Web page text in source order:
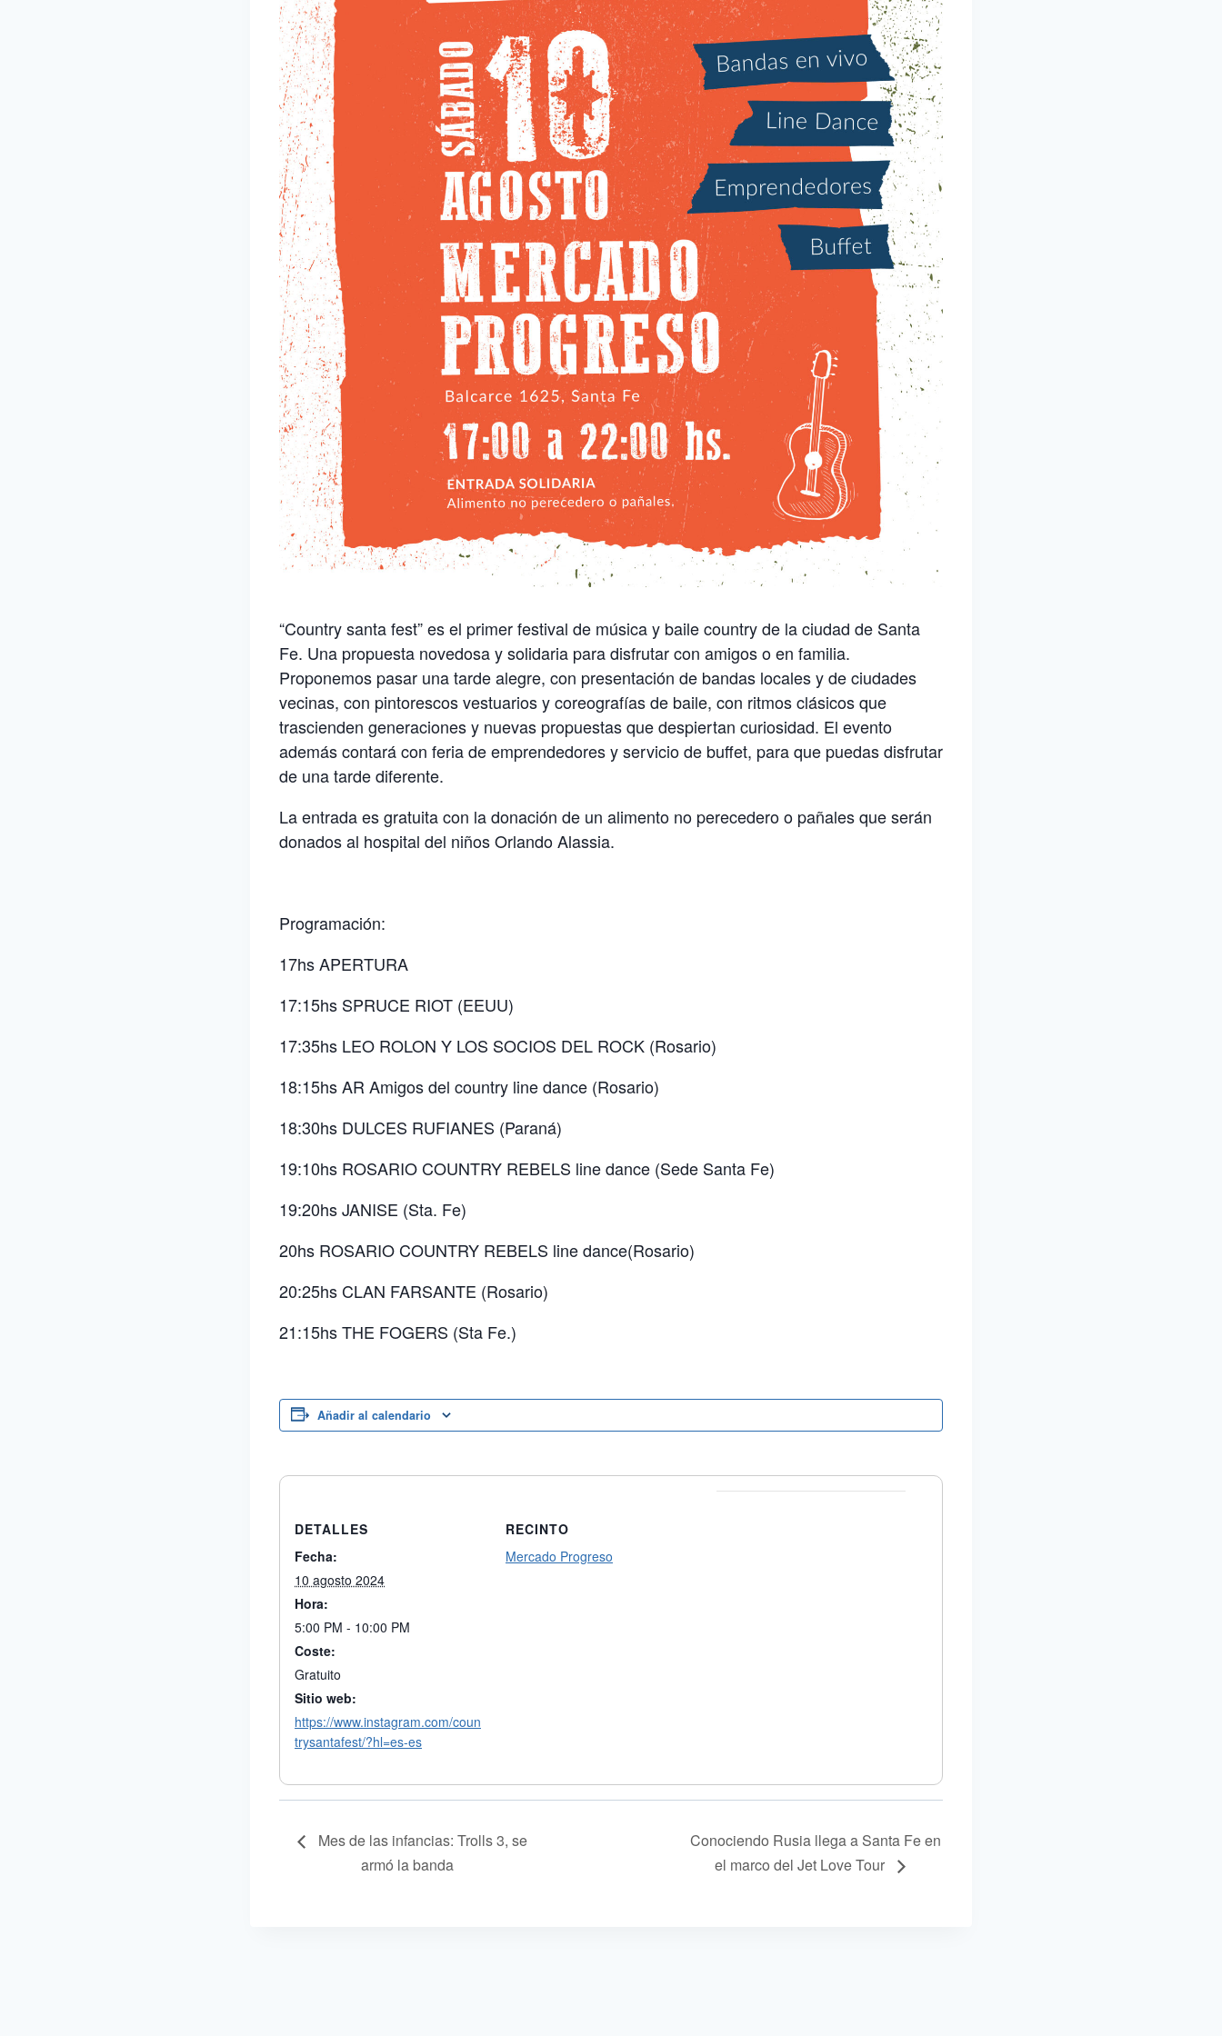
“Country santa fest” es el primer festival de música y baile country de la ciudad de Santa
Fe. Una propuesta novedosa y solidaria para disfrutar con amigos o en familia.
Proponemos pasar una tarde alegre, con presentación de bandas locales y de ciudades
vecinas, con pintorescos vestuarios y coreografías de baile, con ritmos clásicos que
trascienden generaciones y nuevas propuestas que despiertan curiosidad. El evento
además contará con feria de emprendedores y servicio de buffet, para que puedas disfrutar
de una tarde diferente.
La entrada es gratuita con la donación de un alimento no perecedero o pañales que serán
donados al hospital del niños Orlando Alassia.
Programación:
17hs APERTURA
17:15hs SPRUCE RIOT (EEUU)
17:35hs LEO ROLON Y LOS SOCIOS DEL ROCK (Rosario)
18:15hs AR Amigos del country line dance (Rosario)
18:30hs DULCES RUFIANES (Paraná)
19:10hs ROSARIO COUNTRY REBELS line dance (Sede Santa Fe)
19:20hs JANISE (Sta. Fe)
20hs ROSARIO COUNTRY REBELS line dance(Rosario)
20:25hs CLAN FARSANTE (Rosario)
21:15hs THE FOGERS (Sta Fe.)
Añadir al calendario
DETALLES
Fecha:
10 agosto 2024
Hora:
5:00 PM - 10:00 PM
Coste:
Gratuito
Sitio web:
https://www.instagram.com/coun
trysantafest/?hl=es-es
RECINTO
Mercado Progreso
Mes de las infancias: Trolls 3, se
armó la banda
Conociendo Rusia llega a Santa Fe en
el marco del Jet Love Tour